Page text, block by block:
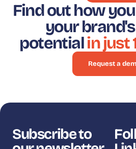
Find out how
your
potentialin just
Request a
Subscribe to